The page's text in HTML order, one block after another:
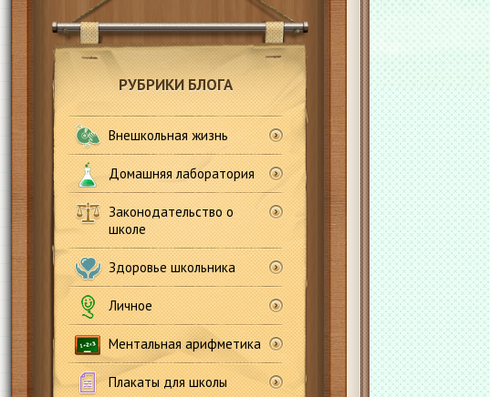
РУБРИКИ БЛОГА
Внешкольная жизнь
Домашняя лаборатория
Законодательство о
школе
Здоровье школьника
Личное
Ментальная арифметика
Плакаты для школы